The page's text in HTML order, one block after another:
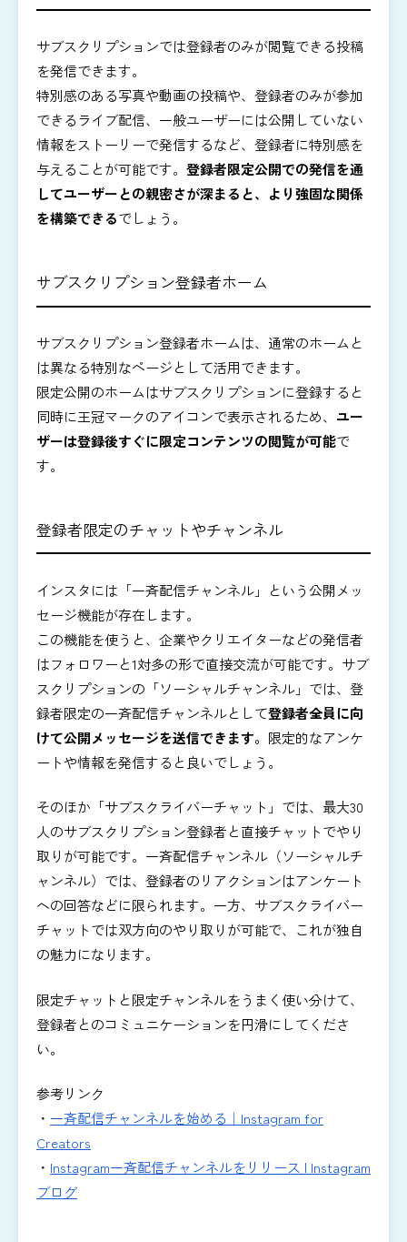
サブスクリプションでは登録者のみが閲覧できる投稿
を発信できます。
特別感のある写真や動画の投稿や、登録者のみが参加
できるライブ配信、一般ユーザーには公開していない
情報をストーリーで発信するなど、登録者に特別感を
与えることが可能です。 登録者限定公開での発信を通
してユーザーとの親密さが深まると、より強固な関係
を構築できるでしょう。
サブスクリプション登録者ホーム
サブスクリプション登録者ホームは、通常のホームと
は異なる特別なページとして活用できます。
限定公開のホームはサブスクリプションに登録すると
同時に王冠マークのアイコンで表示されるため、 ユー
ザーは登録後すぐに限定コンテンツの閲覧が可能で
す。
登録者限定のチャットやチャンネル
インスタには「一斉配信チャンネル」という公開メッ
セージ機能が存在します。
この機能を使うと、企業やクリエイターなどの発信者
はフォロワーと1対多の形で直接交流が可能です。サブ
スクリプションの「ソーシャルチャンネル」では、登
録者限定の一斉配信チャンネルとして登録者全員に向
けて公開メッセージを送信できます。 限定的なアンケ
ートや情報を発信すると良いでしょう。
そのほか「サブスクライバーチャット」では、最大30
人のサブスクリプション登録者と直接チャットでやり
取りが可能です。一斉配信チャンネル（ソーシャルチ
ャンネル）では、登録者のリアクションはアンケート
への回答などに限られます。一方、サブスクライバー
チャットでは双方向のやり取りが可能で、これが独自
の魅力になります。
限定チャットと限定チャンネルをうまく使い分けて、
登録者とのコミュニケーションを円滑にしてくださ
い。
参考リンク
・ 一斉配信チャンネルを始める｜Instagram for
Creators
・ Instagram一斉配信チャンネルをリリース | Instagram
ブログ